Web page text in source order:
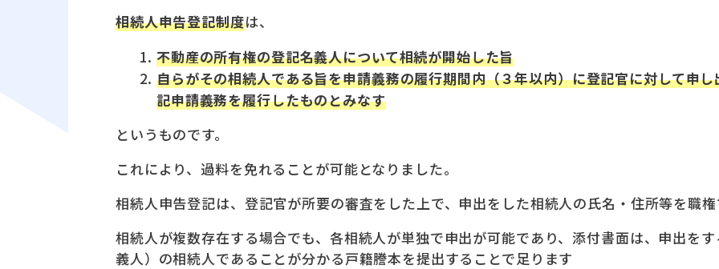
相続人申告登記制度は、
不動産の所有権の登記名義人について相続が開始した旨
自らがその相続人である旨を申請義務の履行期間内（３年以内）に登記官に対して申
記申請義務を履行したものとみなす
というものです。
これにより、過料を免れることが可能となりました。
相続人申告登記は、登記官が所要の審査をした上で、申出をした相続人の氏名・住所等を職
相続人が複数存在する場合でも、各相続人が単独で申出が可能であり、添付書面は、申出を
義人）の相続人であることが分かる戸籍謄本を提出することで足ります